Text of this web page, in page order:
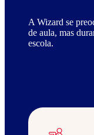
A Wizard se
de aula, mas
escola.